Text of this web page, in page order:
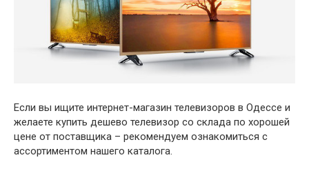
Если вы ищите интернет-магазин телевизоров в Одессе и
желаете купить дешево телевизор со склада по хорошей
цене от поставщика – рекомендуем ознакомиться с
ассортиментом нашего каталога.